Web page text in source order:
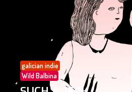
galician indie
Wild Balbina